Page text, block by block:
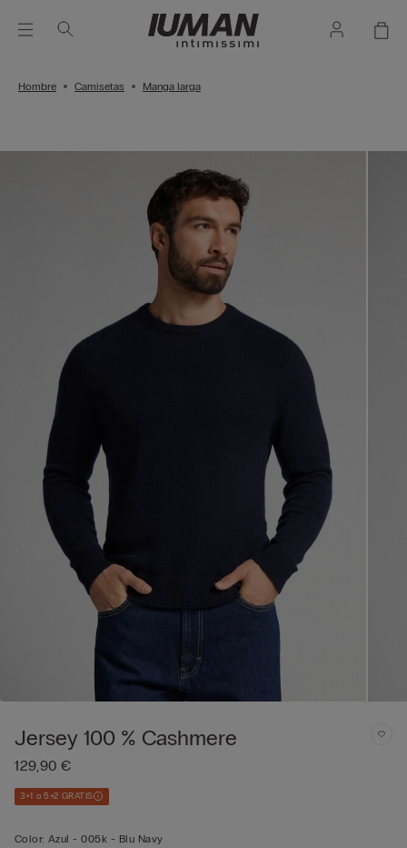
Hombre Camisetas Manga larga
Jersey 100 % Cashmere
129,90 €
3+1 o 5+2 GRATIS
Color: Azul -005k - Blu Navy